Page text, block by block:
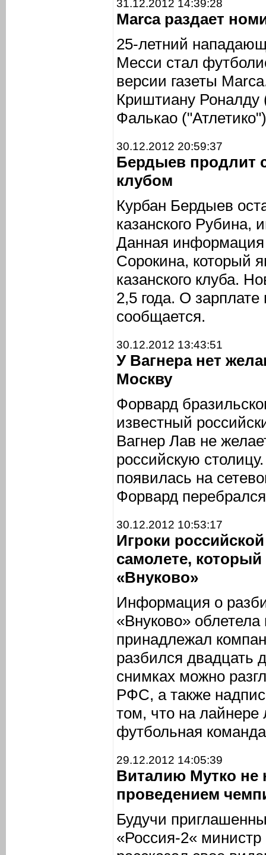
31.12.2012 14:39:28
Marca раздает
25-летний
Месси стал
версии газеты
Криштиану
Фалькао
30.12.2012 20:59:37
Бердыев продлит
клубом
Курбан Бердыев
казанского
Данная информация
Сорокина, который
казанского клуба.
2,5 года. О
сообщается.
30.12.2012 13:43:51
У Вагнера нет
Москву
Форвард
известный
Вагнер Лав не
российскую
появилась на
Форвард
30.12.2012 10:53:17
Игроки
самолете,
«Внуково»
Информация о
«Внуково»
принадлежал
разбился двадцать
снимках можно
РФС, а также
том, что на лайнере
футбольная
29.12.2012 14:05:39
Виталию Мутко не
проведением
Будучи
«Россия-2«